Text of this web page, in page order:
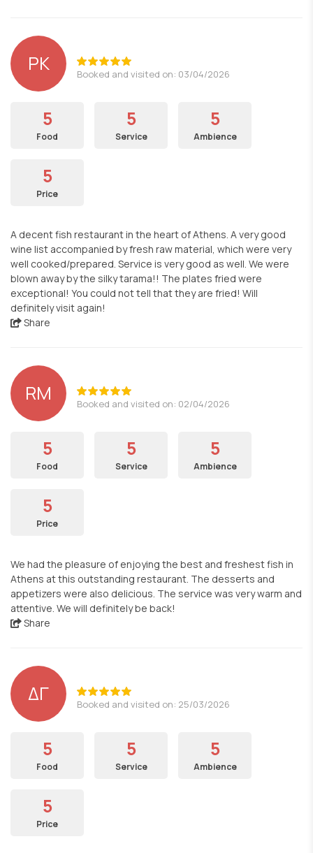
PK Booked and visited on: 03/04/2026
5
Food
5
Service
5
Ambience
5
Price
A decent fish restaurant in the heart of Athens. A very good
wine list accompanied by fresh raw material, which were very
well cooked/prepared. Service is very good as well. We were
blown away by the silky tarama!! The plates fried were
exceptional! You could not tell that they are fried! Will
definitely visit again!
Share
RM Booked and visited on: 02/04/2026
5
Food
5
Service
5
Ambience
5
Price
We had the pleasure of enjoying the best and freshest fish in
Athens at this outstanding restaurant. The desserts and
appetizers were also delicious. The service was very warm and
attentive. We will definitely be back!
Share
ΔΓ Booked and visited on: 25/03/2026
5
Food
5
Service
5
Ambience
5
Price